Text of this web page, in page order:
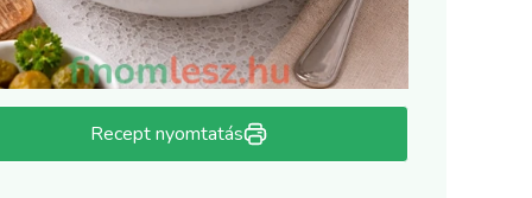
Recept nyomtatás